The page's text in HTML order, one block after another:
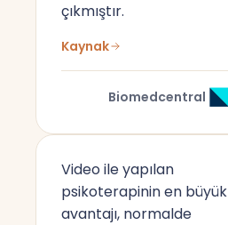
çıkmıştır.
Kaynak
Biomedcentral
Video ile yapılan
psikoterapinin en büyük
avantajı, normalde